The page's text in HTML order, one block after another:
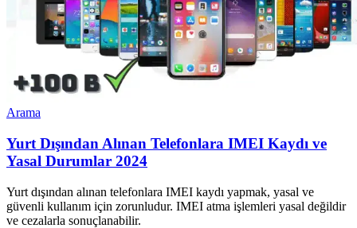
Arama
Yurt Dışından Alınan Telefonlara IMEI Kaydı ve
Yasal Durumlar 2024
Yurt dışından alınan telefonlara IMEI kaydı yapmak, yasal ve
güvenli kullanım için zorunludur. IMEI atma işlemleri yasal değildir
ve cezalarla sonuçlanabilir.